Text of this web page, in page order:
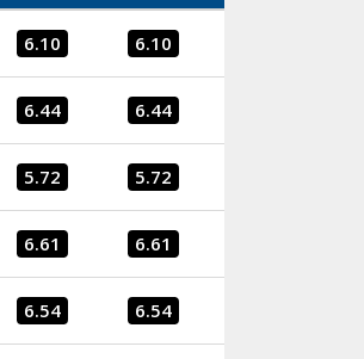
6.10 6.10
6.44 6.44
5.72 5.72
6.61 6.61
6.54 6.54